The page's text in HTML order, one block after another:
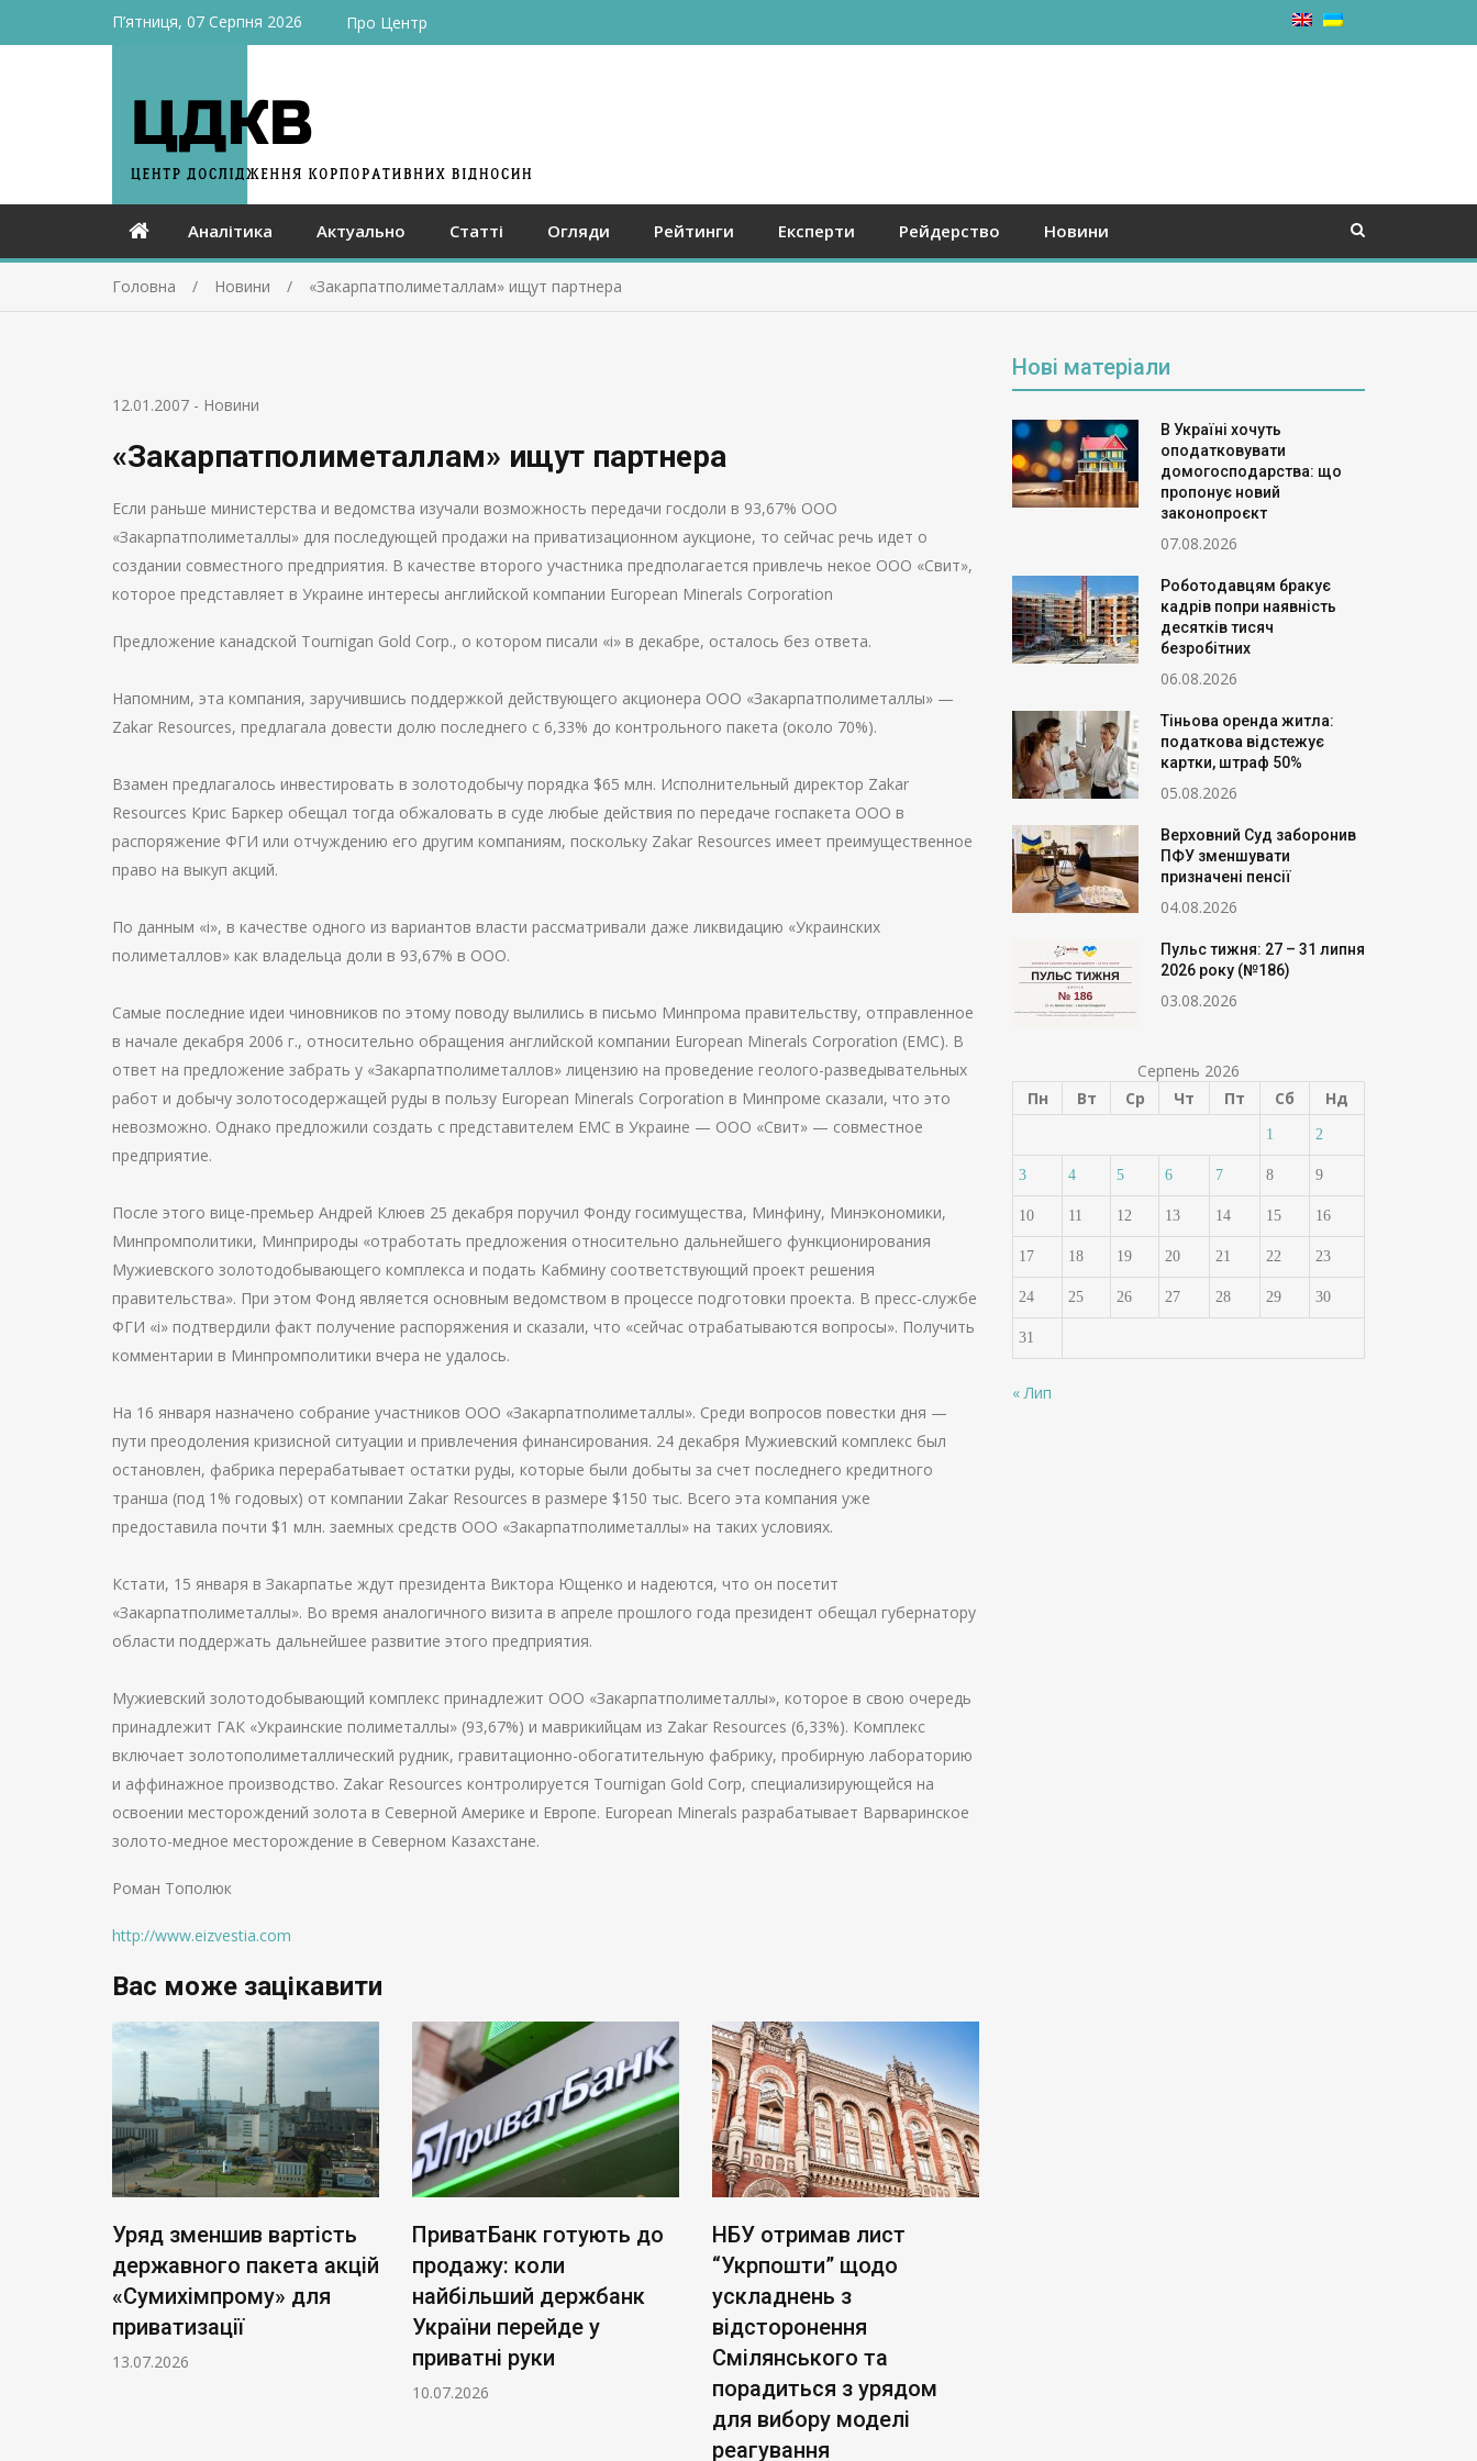
П’ятниця, 07 Серпня 2026 Про Центр
Аналітика Актуально Статті Огляди Рейтинги Експерти Рейдерство Новини
Головна Новини «Закарпатполиметаллам» ищут партнера
12.01.2007 - Новини
«Закарпатполиметаллам» ищут партнера
Если раньше министерства и ведомства изучали возможность передачи госдоли в 93,67% ООО
«Закарпатполиметаллы» для последующей продажи на приватизационном аукционе, то сейчас речь идет о
создании совместного предприятия. В качестве второго участника предполагается привлечь некое ООО «Свит»,
которое представляет в Украине интересы английской компании European Minerals Corporation
Предложение канадской Tournigan Gold Corp., о котором писали «і» в декабре, осталось без ответа.
Напомним, эта компания, заручившись поддержкой действующего акционера ООО «Закарпатполиметаллы» —
Zakar Resources, предлагала довести долю последнего с 6,33% до контрольного пакета (около 70%).
Взамен предлагалось инвестировать в золотодобычу порядка $65 млн. Исполнительный директор Zakar
Resources Крис Баркер обещал тогда обжаловать в суде любые действия по передаче госпакета ООО в
распоряжение ФГИ или отчуждению его другим компаниям, поскольку Zakar Resources имеет преимущественное
право на выкуп акций.
По данным «і», в качестве одного из вариантов власти рассматривали даже ликвидацию «Украинских
полиметаллов» как владельца доли в 93,67% в ООО.
Самые последние идеи чиновников по этому поводу вылились в письмо Минпрома правительству, отправленное
в начале декабря 2006 г., относительно обращения английской компании European Minerals Corporation (EMC). В
ответ на предложение забрать у «Закарпатполиметаллов» лицензию на проведение геолого-разведывательных
работ и добычу золотосодержащей руды в пользу European Minerals Corporation в Минпроме сказали, что это
невозможно. Однако предложили создать с представителем EMC в Украине — ООО «Свит» — совместное
предприятие.
После этого вице-премьер Андрей Клюев 25 декабря поручил Фонду госимущества, Минфину, Минэкономики,
Минпромполитики, Минприроды «отработать предложения относительно дальнейшего функционирования
Мужиевского золотодобывающего комплекса и подать Кабмину соответствующий проект решения
правительства». При этом Фонд является основным ведомством в процессе подготовки проекта. В пресс-службе
ФГИ «і» подтвердили факт получение распоряжения и сказали, что «сейчас отрабатываются вопросы». Получить
комментарии в Минпромполитики вчера не удалось.
На 16 января назначено собрание участников ООО «Закарпатполиметаллы». Среди вопросов повестки дня —
пути преодоления кризисной ситуации и привлечения финансирования. 24 декабря Мужиевский комплекс был
остановлен, фабрика перерабатывает остатки руды, которые были добыты за счет последнего кредитного
транша (под 1% годовых) от компании Zakar Resources в размере $150 тыс. Всего эта компания уже
предоставила почти $1 млн. заемных средств ООО «Закарпатполиметаллы» на таких условиях.
Кстати, 15 января в Закарпатье ждут президента Виктора Ющенко и надеются, что он посетит
«Закарпатполиметаллы». Во время аналогичного визита в апреле прошлого года президент обещал губернатору
области поддержать дальнейшее развитие этого предприятия.
Мужиевский золотодобывающий комплекс принадлежит ООО «Закарпатполиметаллы», которое в свою очередь
принадлежит ГАК «Украинские полиметаллы» (93,67%) и маврикийцам из Zakar Resources (6,33%). Комплекс
включает золотополиметаллический рудник, гравитационно-обогатительную фабрику, пробирную лабораторию
и аффинажное производство. Zakar Resources контролируется Tournigan Gold Corp, специализирующейся на
освоении месторождений золота в Северной Америке и Европе. European Minerals разрабатывает Варваринское
золото-медное месторождение в Северном Казахстане.
Роман Тополюк
http://www.eizvestia.com
Вас може зацікавити
Уряд зменшив вартість
державного пакета акцій
«Сумихімпрому» для
приватизації
13.07.2026
ПриватБанк готують до
продажу: коли
найбільший держбанк
України перейде у
приватні руки
10.07.2026
НБУ отримав лист
“Укрпошти” щодо
ускладнень з
відсторонення
Смілянського та
порадиться з урядом
для вибору моделі
реагування
Нові матеріали
В Україні хочуть
оподатковувати
домогосподарства: що
пропонує новий
законопроєкт
07.08.2026
Роботодавцям бракує
кадрів попри наявність
десятків тисяч
безробітних
06.08.2026
Тіньова оренда житла:
податкова відстежує
картки, штраф 50%
05.08.2026
Верховний Суд заборонив
ПФУ зменшувати
призначені пенсії
04.08.2026
Пульс тижня: 27 – 31 липня
2026 року (№186)
03.08.2026
Серпень 2026
Пн
Вт Ср Чт Пт Сб Нд
1 2
3 4 5 6 7 8 9
10 11 12 13 14 15 16
17 18 19 20 21 22 23
24 25 26 27 28 29 30
31
« Лип